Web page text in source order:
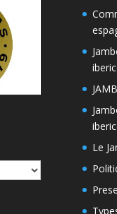
Le